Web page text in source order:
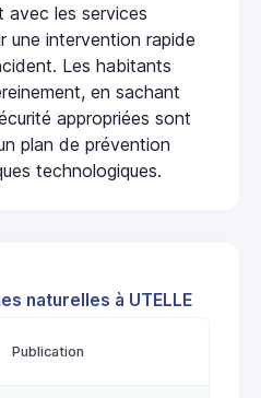
avec les services
une intervention rapide
Les habitants
en sachant
appropriées sont
plan de prévention
technologiques.
naturelles à UTELLE
Publication